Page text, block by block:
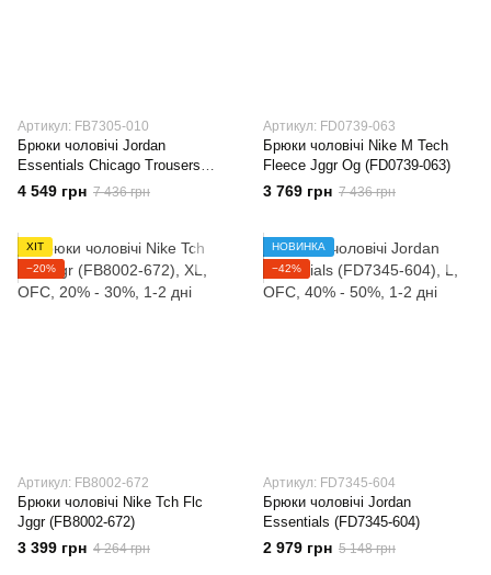
Артикул: FB7305-010
Брюки чоловічі Jordan
Essentials Chicago Trousers
(FB7305-010)
4 549 грн 7 436 грн
Артикул: FD0739-063
Брюки чоловічі Nike M Tech
Fleece Jggr Og (FD0739-063)
3 769 грн 7 436 грн
ХІТ
−20%
Артикул: FB8002-672
Брюки чоловічі Nike Tch Flc
Jggr (FB8002-672)
3 399 грн 4 264 грн
НОВИНКА
−42%
Артикул: FD7345-604
Брюки чоловічі Jordan
Essentials (FD7345-604)
2 979 грн 5 148 грн